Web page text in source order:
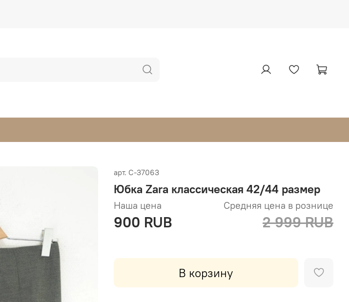
арт. С-37063
Юбка Zara классическая 42/44 размер
Наша цена
900 RUB
Средняя цена в рознице
2 999 RUB
В корзину